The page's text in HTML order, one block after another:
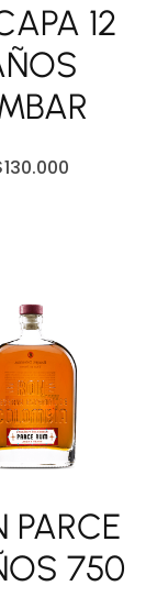
12
130.000
PARCE
750